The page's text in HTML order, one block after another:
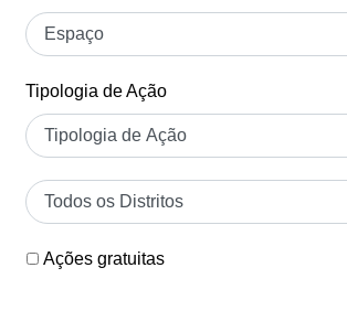
Tipologia de Ação
Ações gratuitas